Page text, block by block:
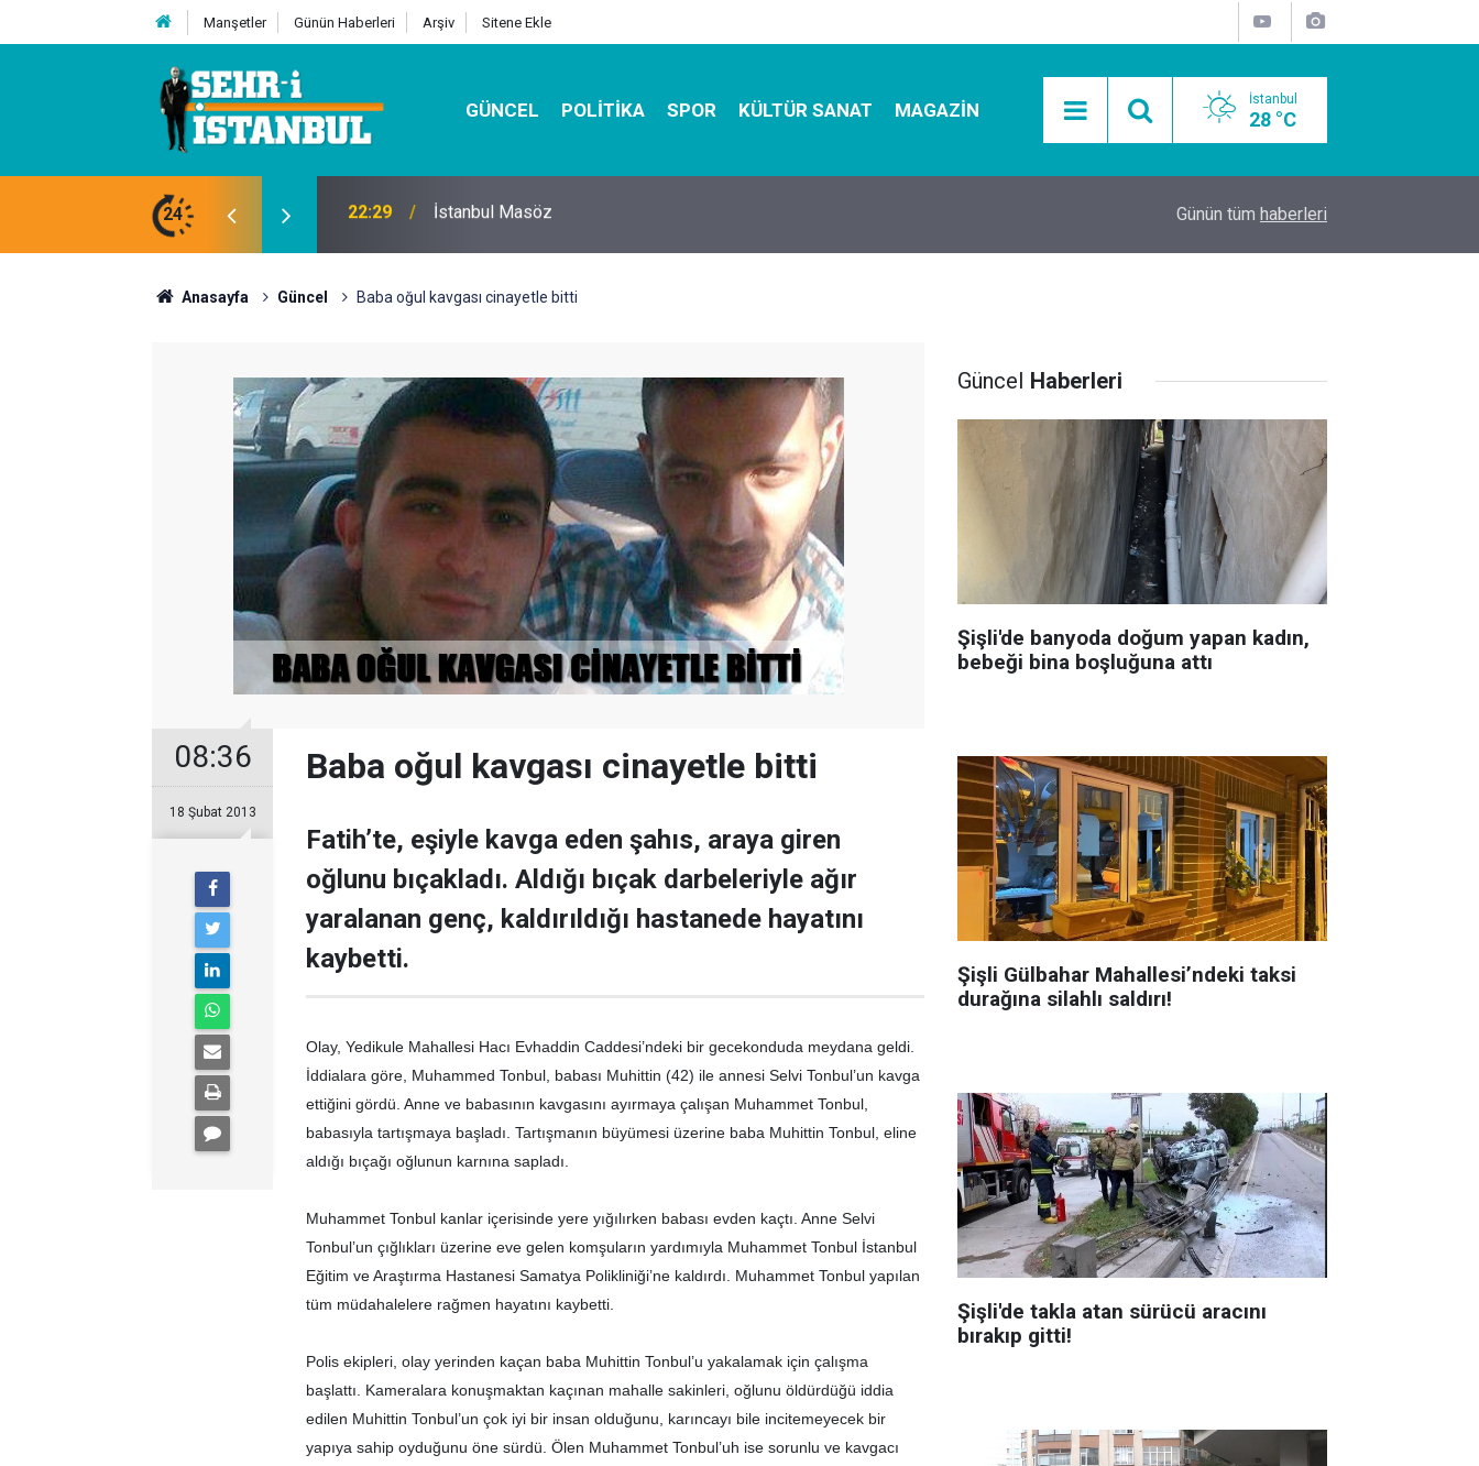
Manşetler Günün Haberleri Arşiv Sitene Ekle
GÜNCEL POLITIKA SPOR KÜLTÜR SANAT MAGAZIN İstanbul
28 °C
24 07:32 Kutu Sihirbazı ile Estetik, Dayanıklı ve Çevre Dostu Ambalaj Mobil Araçlarla Hayır Lokması Dağıtımının
Günün tüm haberleri
Anasayfa Güncel Baba oğul kavgası cinayetle bitti
08:36
18 Şubat 2013
Baba oğul kavgası cinayetle bitti
Fatih’te, eşiyle kavga eden şahıs, araya giren
oğlunu bıçakladı. Aldığı bıçak darbeleriyle ağır
yaralanan genç, kaldırıldığı hastanede hayatını
kaybetti.
Olay, Yedikule Mahallesi Hacı Evhaddin Caddesi’ndeki bir gecekonduda meydana geldi.
İddialara göre, Muhammed Tonbul, babası Muhittin (42) ile annesi Selvi Tonbul’un kavga
ettiğini gördü. Anne ve babasının kavgasını ayırmaya çalışan Muhammet Tonbul,
babasıyla tartışmaya başladı. Tartışmanın büyümesi üzerine baba Muhittin Tonbul, eline
aldığı bıçağı oğlunun karnına sapladı.
Muhammet Tonbul kanlar içerisinde yere yığılırken babası evden kaçtı. Anne Selvi
Tonbul’un çığlıkları üzerine eve gelen komşuların yardımıyla Muhammet Tonbul İstanbul
Eğitim ve Araştırma Hastanesi Samatya Polikliniği’ne kaldırdı. Muhammet Tonbul yapılan
tüm müdahalelere rağmen hayatını kaybetti.
Polis ekipleri, olay yerinden kaçan baba Muhittin Tonbul’u yakalamak için çalışma
başlattı. Kameralara konuşmaktan kaçınan mahalle sakinleri, oğlunu öldürdüğü iddia
edilen Muhittin Tonbul’un çok iyi bir insan olduğunu, karıncayı bile incitemeyecek bir
yapıya sahip oyduğunu öne sürdü. Ölen Muhammet Tonbul’uh ise sorunlu ve kavgacı
Güncel Haberleri
Şişli'de banyoda doğum yapan kadın,
bebeği bina boşluğuna attı
Şişli Gülbahar Mahallesi’ndeki taksi
durağına silahlı saldırı!
Şişli'de takla atan sürücü aracını
bırakıp gitti!